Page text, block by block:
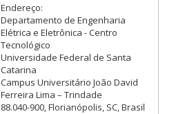
Endereço:
Departamento de Engenharia
Elétrica e Eletrônica - Centro
Tecnológico
Universidade Federal de Santa
Catarina
Campus Universitário João David
Ferreira Lima – Trindade
88.040-900, Florianópolis, SC, Brasil